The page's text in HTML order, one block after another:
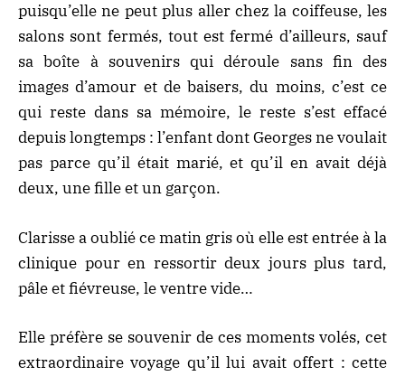
puisqu’elle ne peut plus aller chez la coiffeuse, les
salons sont fermés, tout est fermé d’ailleurs, sauf
sa boîte à souvenirs qui déroule sans fin des
images d’amour et de baisers, du moins, c’est ce
qui reste dans sa mémoire, le reste s’est effacé
depuis longtemps : l’enfant dont Georges ne voulait
pas parce qu’il était marié, et qu’il en avait déjà
deux, une fille et un garçon.
Clarisse a oublié ce matin gris où elle est entrée à la
clinique pour en ressortir deux jours plus tard,
pâle et fiévreuse, le ventre vide…
Elle préfère se souvenir de ces moments volés, cet
extraordinaire voyage qu’il lui avait offert : cette